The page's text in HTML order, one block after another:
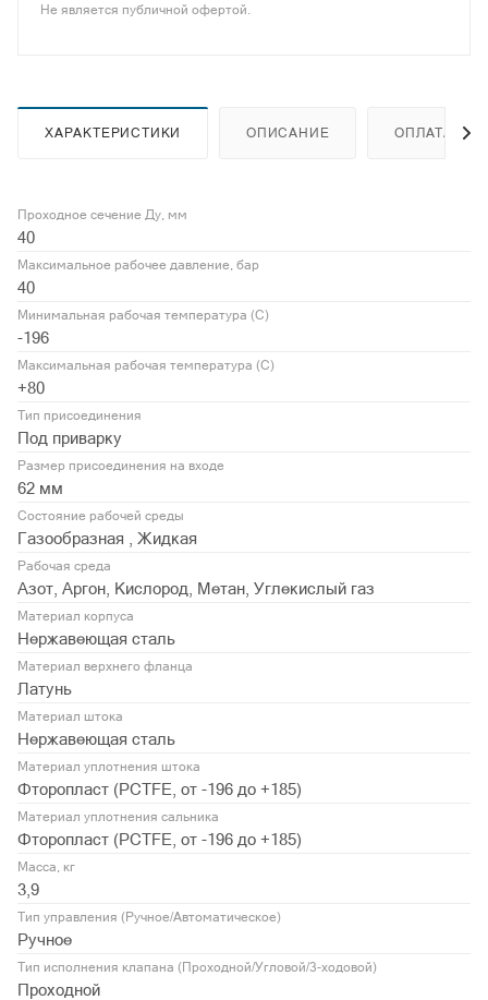
Не является публичной офертой.
ХАРАКТЕРИСТИКИ ОПИСАНИЕ ОПЛАТА
Проходное сечение Ду, мм
40
Максимальное рабочее давление, бар
40
Минимальная рабочая температура (С)
-196
Максимальная рабочая температура (С)
+80
Тип присоединения
Под приварку
Размер присоединения на входе
62 мм
Состояние рабочей среды
Газообразная , Жидкая
Рабочая среда
Азот, Аргон, Кислород, Метан, Углекислый газ
Материал корпуса
Нержавеющая сталь
Материал верхнего фланца
Латунь
Материал штока
Нержавеющая сталь
Материал уплотнения штока
Фторопласт (PСTFE, от -196 до +185)
Материал уплотнения сальника
Фторопласт (PСTFE, от -196 до +185)
Масса, кг
3,9
Тип управления (Ручное/Автоматическое)
Ручное
Тип исполнения клапана (Проходной/Угловой/3-ходовой)
Проходной